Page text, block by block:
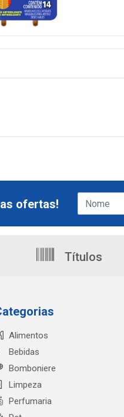
ofertas!
Títulos
Alimentos
Bebidas
Bomboniere
Limpeza
Perfumaria